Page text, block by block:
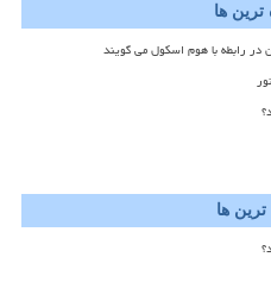
ترین ها
در رابطه با هوم اسکول می گویند
ها